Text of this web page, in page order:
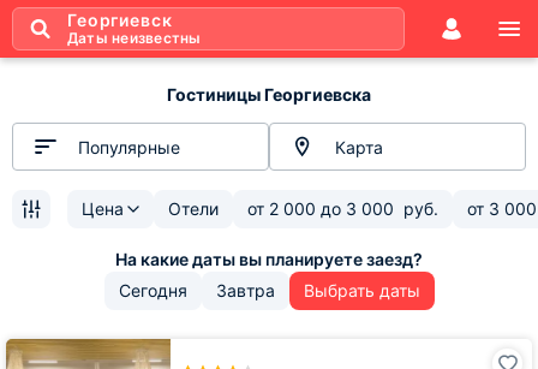
Георгиевск
Даты неизвестны
Гостиницы Георгиевска
Популярные Карта
Цена Отели от 2 000 до 3 000 руб. от 3 000
Сегодня Завтра Выбрать даты
Отель